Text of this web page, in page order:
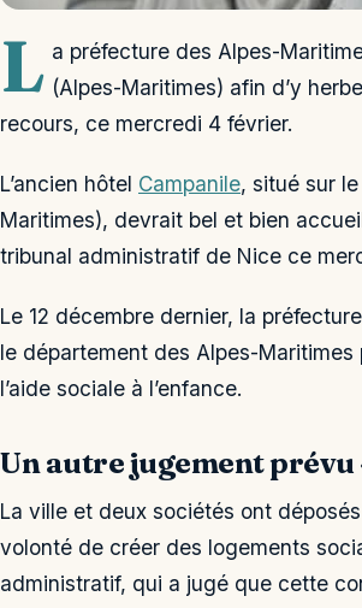
L a préfecture des Alpes-
(Alpes-Maritimes) afin d’y
recours, ce mercredi 4 février.
L’ancien hôtel Campanile, situé sur
Maritimes), devrait bel et bien
tribunal administratif de Nice ce
Le 12 décembre dernier, la
le département des Alpes-
l’aide sociale à l’enfance.
Un autre jugement prévu
La ville et deux sociétés ont
volonté de créer des logements
administratif, qui a jugé que cette